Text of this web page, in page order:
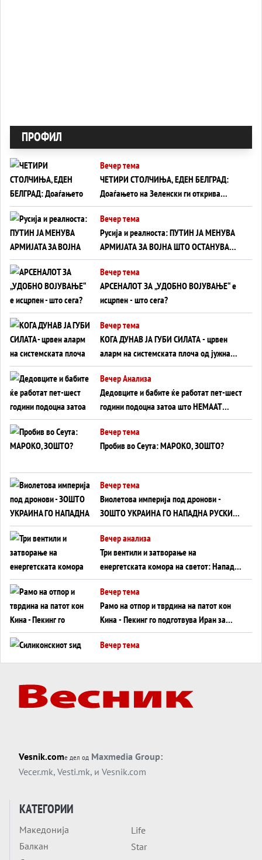
ПРОФИЛ
Вечер тема
ЧЕТИРИ СТОЛЧИЊА, ЕДЕН БЕЛГРАД:
Доаѓањето на Зеленски ги открива
тајните на политиката на балансирање
на Вучиќ
Вечер тема
Русија и реалноста: ПУТИН ЈА МЕНУВА
АРМИЈАТА ЗА ВОЈНА ШТО ОСТАНУВА
БЕЗ ФРОНТ
Вечер тема
АРСЕНАЛОТ ЗА „УДОБНО ВОЈУВАЊЕ“ е
исцрпен - што сега?
Вечер тема
КОГА ДУНАВ ЈА ГУБИ СИЛАТА - црвен
аларм на системската плоча од јужна
Германија до Црното Море...
Вечер Анализа
Дедовците и бабите ќе работат пет-шест
години подоцна затоа што НЕМААТ
ВНУЦИ ДА ГИ ЗАМЕНАТ
Вечер тема
Пробив во Сеута: МАРОКО, ЗОШТО?
Вечер тема
Виолетова империја под дронови -
ЗОШТО УКРАИНА ГО НАПАДНА РУСКИОТ
WILDBERRIES
Вечер анализа
Три вентили и затворање на
енергетската комора на светот: Нападот
во Суец најавува глобален енергетски
инфаркт?
Вечер тема
Рамо на отпор и тврдина на патот кон
Кина - Пекинг го подготвува Иран за
американска копнена инвазија
Вечер тема
Вечер тема
Трамп тврди дека повторно „разговара“
Вечер тема
ДЛАБОКО УДОЛУ: Сметководствените
трикови што го соборија ЕНРОН ги
Vesnik.comе дел од Maxmedia Group:
Vecer.mk, Vesti.mk, и Vesnik.com
КАТЕГОРИИ
Македонија
Балкан
Life
Star